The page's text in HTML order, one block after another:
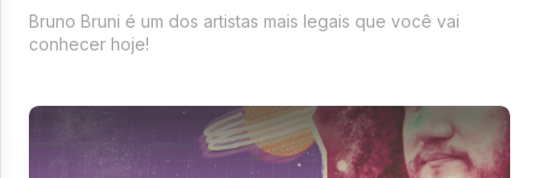
Bruno Bruni é um dos artistas mais legais que você vai
conhecer hoje!